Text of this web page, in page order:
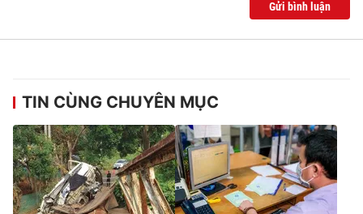
Gửi bình luận
TIN CÙNG CHUYÊN MỤC